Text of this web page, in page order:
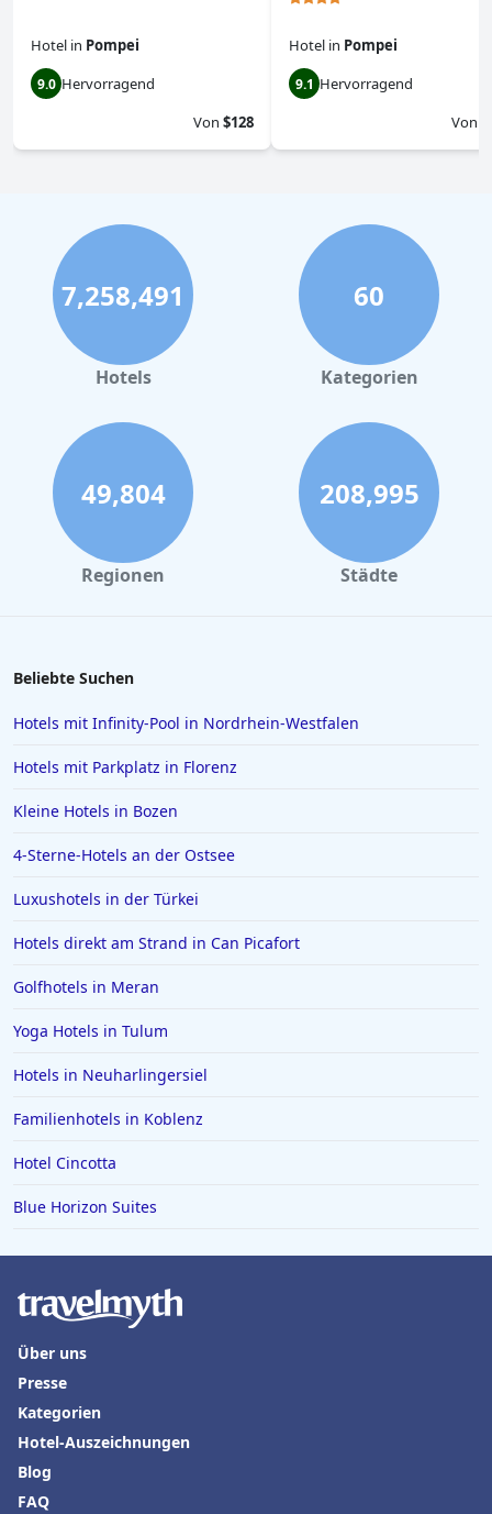
Hotel in Pompei
9.0 Hervorragend
Von $128
Hotel in Pompei
9.1 Hervorragend
Von
7,258,491
Hotels
60
Kategorien
49,804
Regionen
208,995
Städte
Beliebte Suchen
Hotels mit Infinity-Pool in Nordrhein-Westfalen
Hotels mit Parkplatz in Florenz
Kleine Hotels in Bozen
4-Sterne-Hotels an der Ostsee
Luxushotels in der Türkei
Hotels direkt am Strand in Can Picafort
Golfhotels in Meran
Yoga Hotels in Tulum
Hotels in Neuharlingersiel
Familienhotels in Koblenz
Hotel Cincotta
Blue Horizon Suites
Über uns
Presse
Kategorien
Hotel-Auszeichnungen
Blog
FAQ